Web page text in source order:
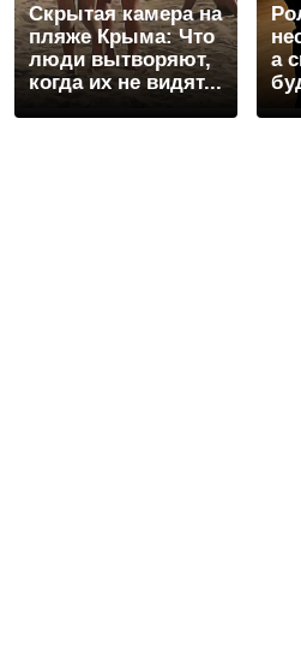
Скрытая камера на
пляже Крыма: Что
люди вытворяют,
когда их не видят...
а